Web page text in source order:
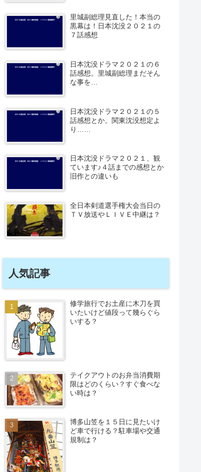
里城副総理見直した！本当の
黒幕は！日本沈没２０２１の
７話感想
日本沈没ドラマ２０２１の６
話感想。里城副総理まだそん
な事を…
日本沈没ドラマ２０２１の５
話感想とか。関東沈没想定よ
り……
日本沈没ドラマ２０２１、観
ています♪４話までの感想とか
旧作との違いも
全日本剣道選手権大会当日の
ＴＶ放送やＬＩＶＥ中継は？
人気記事
修学旅行でお土産に木刀を買
いたいけど値段って幾らぐら
いする？
テイクアウトのお弁当消費期
限はどのくらい？すぐ食べな
い時は？
博多山笠を１５日に見たいけ
ど車で行ける？駐車場や交通
規制は？